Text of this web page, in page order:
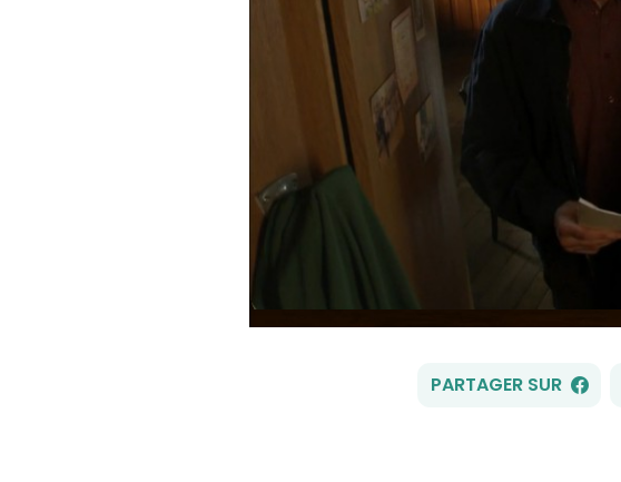
PARTAGER SUR